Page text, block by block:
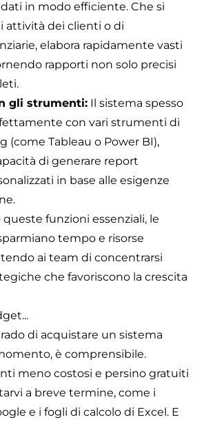
in modo efficiente. Che si
attività dei clienti o di
elabora rapidamente vasti
rapporti non solo precisi
gli strumenti: Il sistema spesso
con vari strumenti di
(come Tableau o Power BI),
di generare report
in base alle esigenze
funzioni essenziali, le
tempo e risorse
ai team di concentrarsi
che favoriscono la crescita
di acquistare un sistema
è comprensibile.
meno costosi e persino gratuiti
a breve termine, come i
e i fogli di calcolo di Excel. E